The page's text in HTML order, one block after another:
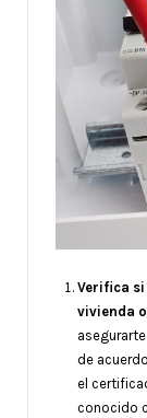
Verifica
vivienda
de
el
conocido